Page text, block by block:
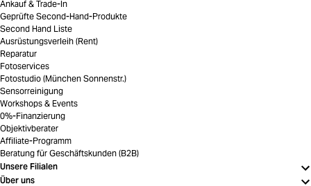
Ankauf & Trade-In
Geprüfte Second-Hand-Produkte
Second Hand Liste
Ausrüstungsverleih (Rent)
Reparatur
Fotoservices
Fotostudio (München Sonnenstr.)
Sensorreinigung
Workshops & Events
0%-Finanzierung
Objektivberater
Affiliate-Programm
Beratung für Geschäftskunden (B2B)
Unsere Filialen
Über uns